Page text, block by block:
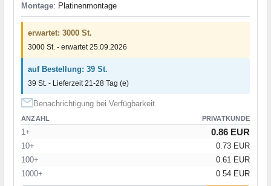
Montage: Platinenmontage
erwartet: 3000 St.
3000 St. - erwartet 25.09.2026
auf Bestellung: 39 St.
39 St. - Lieferzeit 21-28 Tag (e)
Benachrichtigung bei Verfügbarkeit
ANZAHL PRIVATKUNDE
1+ 0.86 EUR
10+
0.73 EUR
100+
0.61 EUR
1000+
0.54 EUR